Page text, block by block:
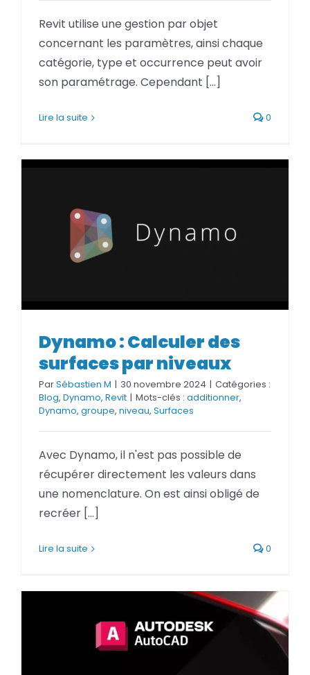
SOCIETE
Revit utilise une gestion par objet
concernant les paramètres, ainsi chaque
catégorie, type et occurrence peut avoir
son paramétrage. Cependant [...]
Lire la suite 0
Dynamo : Calculer des surfaces
par niveaux
Dynamo : Calculer des
surfaces par niveaux
ParSébastien M | 30 novembre 2024 | Catégories :
Blog, Dynamo, Revit | Mots-clés : additionner,
Dynamo, groupe, niveau, Surfaces
Avec Dynamo, il n'est pas possible de
récupérer directement les valeurs dans
une nomenclature. On est ainsi obligé de
recréer [...]
Lire la suite 0